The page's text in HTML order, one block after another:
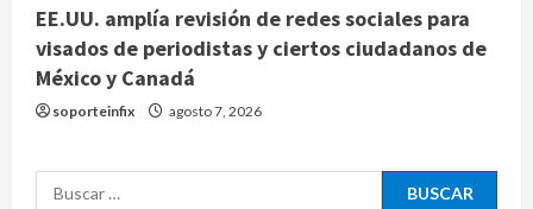
EE.UU. amplía revisión de redes sociales para
visados de periodistas y ciertos ciudadanos de
México y Canadá
soporteinfix agosto 7, 2026
Buscar:
Ángela Buitrago señala videos
ocultados en el caso Ayotzinapa